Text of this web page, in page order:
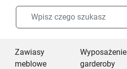
Zawiasy
meblowe
Wyposażenie
garderoby